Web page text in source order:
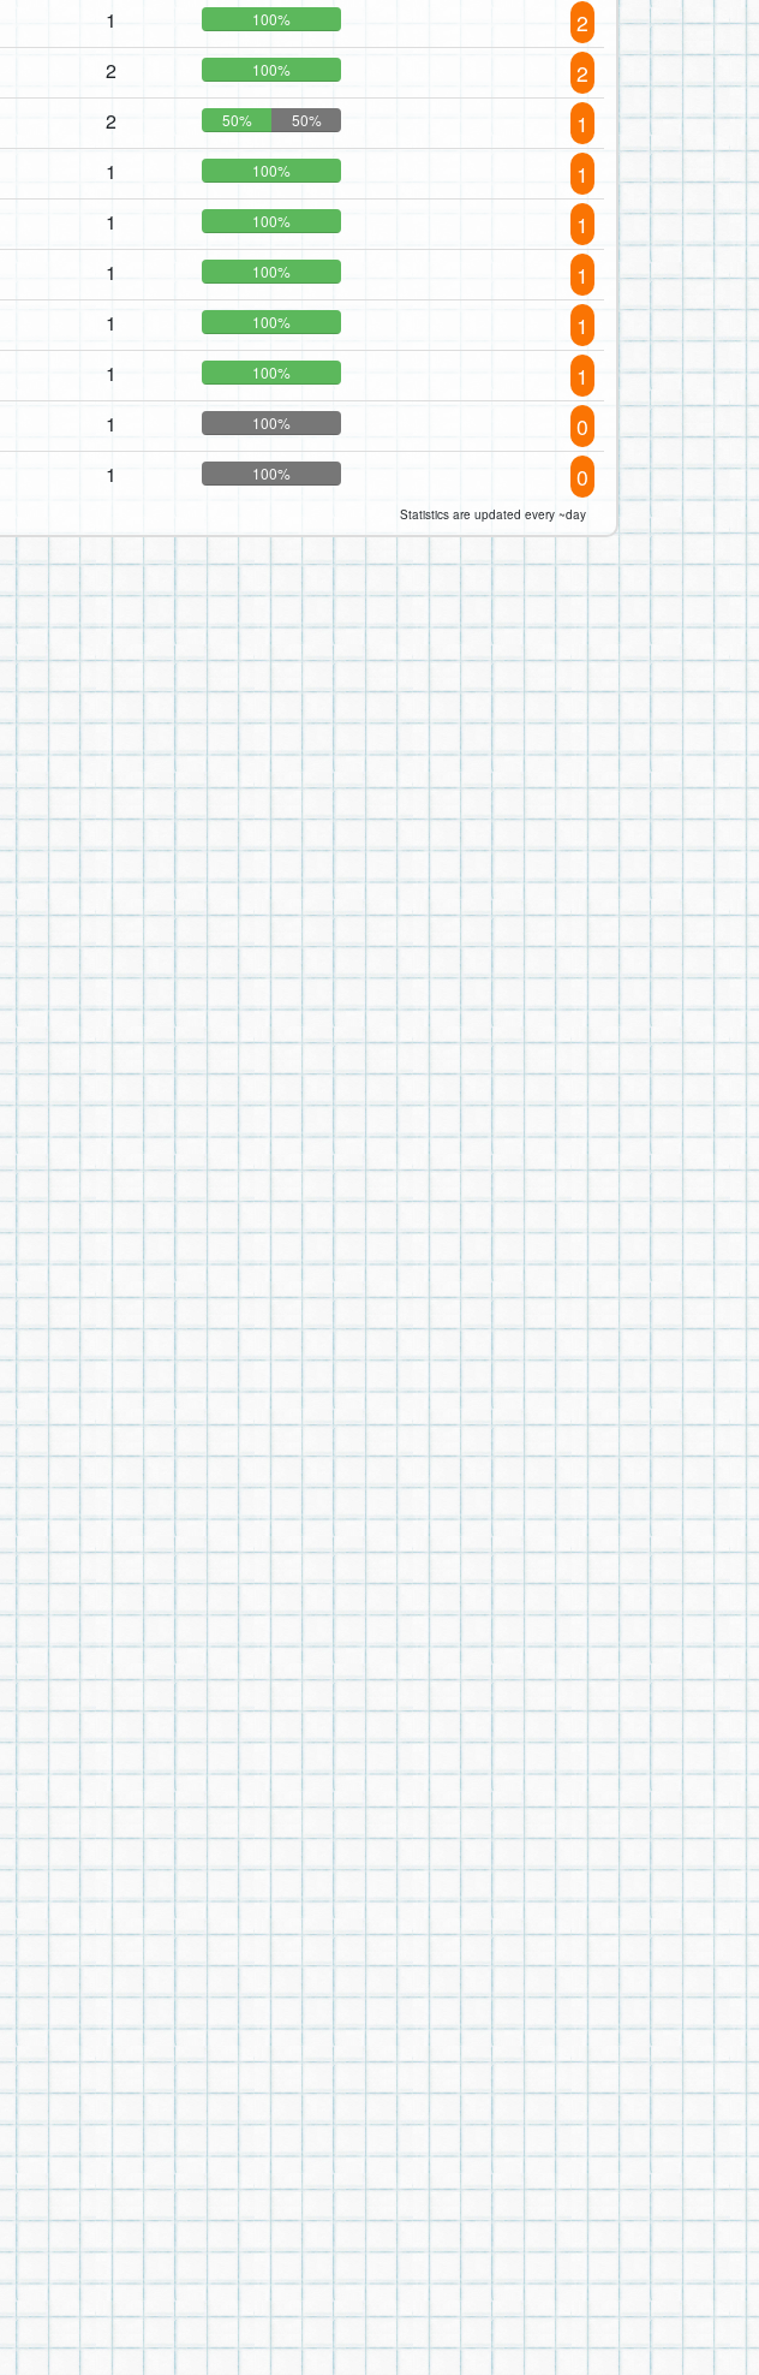
1 100% 2
2 100% 2
2 50% 50% 1
1 100% 1
1 100% 1
1 100% 1
1 100% 1
1 100% 1
1 100% 0
1 100% 0
Statistics are updated every ~day